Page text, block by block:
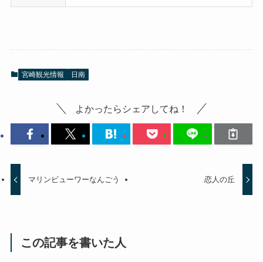
宮崎観光情報 日南
よかったらシェアしてね！
マリンビューワーなんごう 恋人の丘
この記事を書いた人